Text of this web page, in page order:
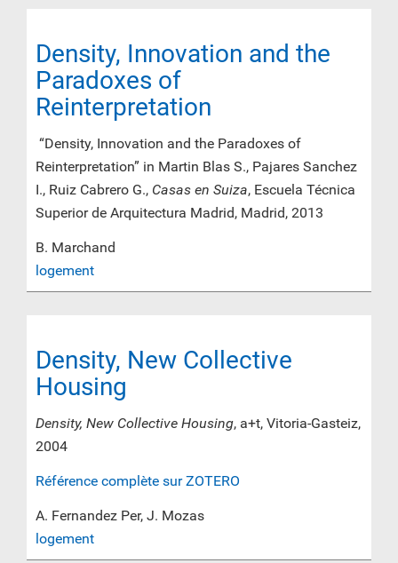
Density, Innovation and the
Paradoxes of
Reinterpretation
“Density, Innovation and the Paradoxes of
Reinterpretation” in Martin Blas S., Pajares Sanchez
I., Ruiz Cabrero G., Casas en Suiza, Escuela Técnica
Superior de Arquitectura Madrid, Madrid, 2013
B. Marchand
logement
Density, New Collective
Housing
Density, New Collective Housing, a+t, Vitoria-Gasteiz,
2004
Référence complète sur ZOTERO
A. Fernandez Per, J. Mozas
logement